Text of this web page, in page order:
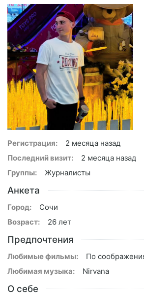
Регистрация:
2 месяца назад
Последний визит:
2 месяца назад
Группы:
Журналисты
Анкета
Город:
Сочи
Возраст:
26 лет
Предпочтения
Любимые фильмы:
По
Любимая музыка:
Nirvana
О себе